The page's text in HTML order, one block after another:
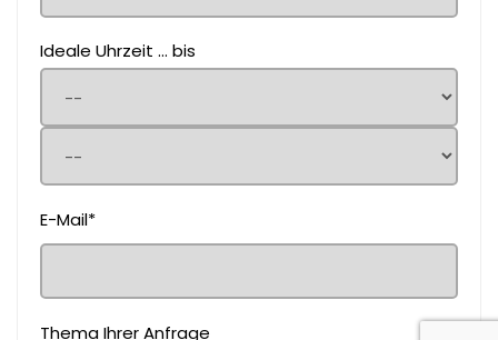
Ideale Uhrzeit ... bis
E-Mail*
Thema Ihrer Anfrage